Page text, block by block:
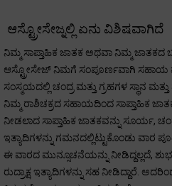
ಆಸ್ಟ್ರೋಸೇಜ್ನಲ್ಲಿ ಏನು ವಿಶಿಷವಾಗಿದೆ
ನಿಮ್ಮ ಸಾಪ್ತಾಹಿಕ ಜಾತಕ ಅಥವಾ ನಿಮ್ಮ ಜಾತಕದ
ಆಸ್ಟ್ರೋಸೇಜ್ ನಿಮಗೆ ಸಂಪೂರ್ಣವಾಗಿ ಸಹಾಯ
ಸಂಸ್ಮಯದಲ್ಲಿ ಚಂದ್ರ ಮತ್ತು ಗ್ರಹಗಳ ಸ್ಥಾನ
ನಿಮ್ಮ ರಾಶಿಚಕ್ರದ ಸಹಾಯದಿಂದ ಸಾಪ್ತಾಹಿಕ
ನೀಡಲಾದ ಸಾಪ್ತಾಹಿಕ ಜಾತಕವನ್ನು ಸೂರ್ಯ,
ಇತ್ಯಾದಿಗಳನ್ನು ಗಮನದಲ್ಲಿಟ್ಟುಕೊಂಡು ವಾರ
ಈ ವಾರದ ಮುನ್ಸೂಚನೆಯನ್ನು ನೀಡಿದ್ದಲ್ಲದೆ,
ರುದ್ರಾಕ್ಷ ಇತ್ಯಾದಿಗಳನ್ನು ಸಹ ನೀಡಿದ್ದಾರೆ.